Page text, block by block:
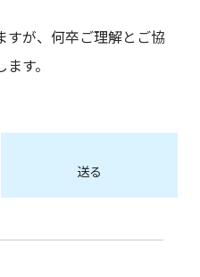
すが、何卒ご理解とご協
す。
送る